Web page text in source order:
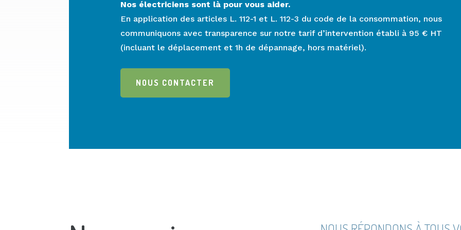
Nos électriciens sont là pour vous aider.
En application des articles L. 112-1 et L. 112-3 du code de la consommation, nous
communiquons avec transparence sur notre tarif d’intervention établi à 95 € HT
(incluant le déplacement et 1h de dépannage, hors matériel).
NOUS CONTACTER